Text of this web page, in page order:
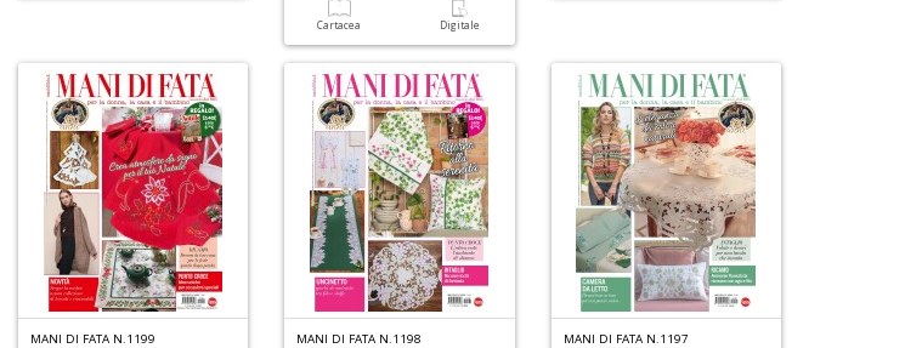
Cartacea Digitale
MANI DI FATA N.1199 MANI DI FATA N.1198 MANI DI FATA N.1197